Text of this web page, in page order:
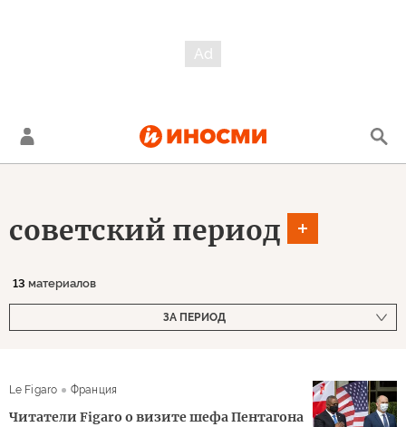
советский период
13 материалов
ЗА ПЕРИОД
Le Figaro Франция
Читатели Figaro о визите шефа Пентагона